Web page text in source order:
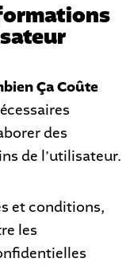
Ça Coûte
des
de l’utilisateur.
et conditions,
les